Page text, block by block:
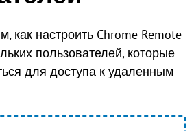
как настроить Chrome Remote
пользователей, которые
для доступа к удаленным